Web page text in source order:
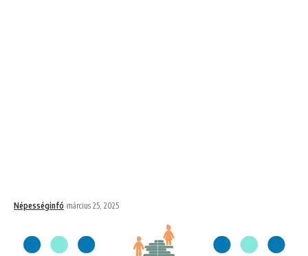
Népességinfó március 25, 2025